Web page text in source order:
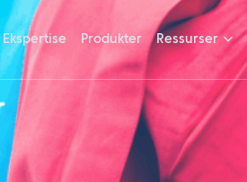
Ekspertise Produkter Ressurser